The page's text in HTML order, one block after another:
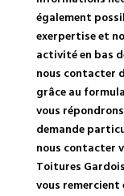
également
exerpertise et
activité en bas
nous contacter
grâce au
vous
demande
nous contacter
Toitures
vous